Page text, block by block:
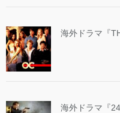
海外ドラマ『
海外ドラマ『